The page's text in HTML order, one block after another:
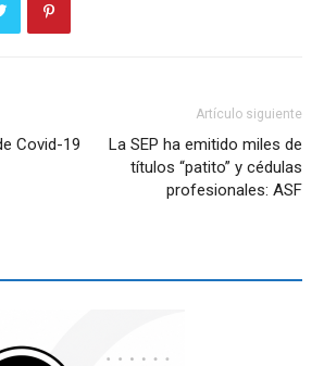
Covid-19
Artículo siguiente
La SEP ha emitido miles de
títulos “patito” y cédulas
profesionales: ASF